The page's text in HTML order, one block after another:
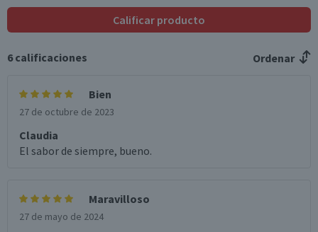
Calificar producto
6 calificaciones Ordenar
Bien
27 de octubre de 2023
Claudia
El sabor de siempre, bueno.
Maravilloso
27 de mayo de 2024